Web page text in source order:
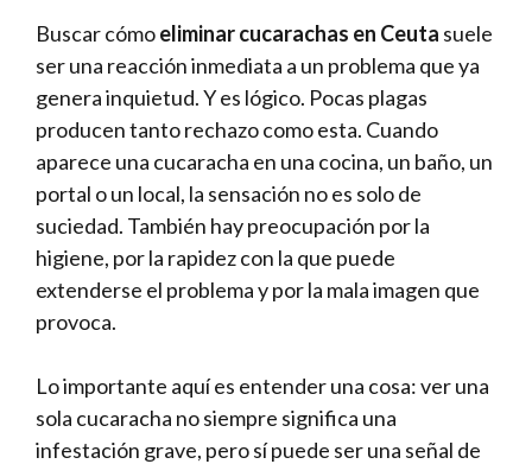
Buscar cómoeliminar cucarachas en Ceuta suele
ser una reacción inmediata a un problema que ya
genera inquietud. Y es lógico. Pocas plagas
producen tanto rechazo como esta. Cuando
aparece una cucaracha en una cocina, un baño, un
portal o un local, la sensación no es solo de
suciedad. También hay preocupación por la
higiene, por la rapidez con la que puede
extenderse el problema y por la mala imagen que
provoca.
Lo importante aquí es entender una cosa: ver una
sola cucaracha no siempre significa una
infestación grave, pero sí puede ser una señal de